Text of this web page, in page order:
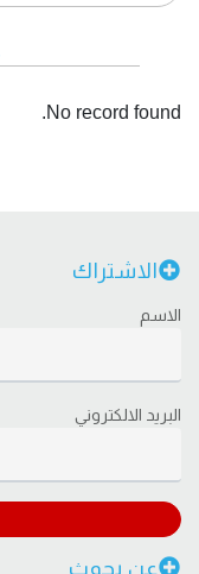
No record found.
الاشتراك
الاسم
البريد الالكتروني
عن بحوث